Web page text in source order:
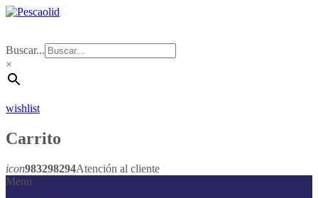
Buscar...
×
wishlist
Carrito
icon983298294Atención al cliente
Menu